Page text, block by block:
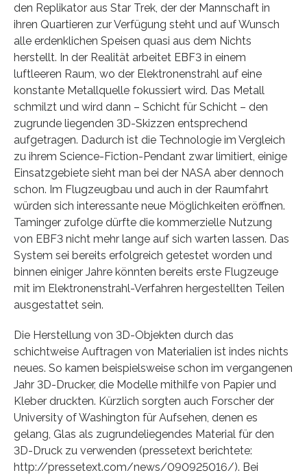
den Replikator aus Star Trek, der der Mannschaft in
ihren Quartieren zur Verfügung steht und auf Wunsch
alle erdenklichen Speisen quasi aus dem Nichts
herstellt. In der Realität arbeitet EBF3 in einem
luftleeren Raum, wo der Elektronenstrahl auf eine
konstante Metallquelle fokussiert wird. Das Metall
schmilzt und wird dann – Schicht für Schicht – den
zugrunde liegenden 3D-Skizzen entsprechend
aufgetragen. Dadurch ist die Technologie im Vergleich
zu ihrem Science-Fiction-Pendant zwar limitiert, einige
Einsatzgebiete sieht man bei der NASA aber dennoch
schon. Im Flugzeugbau und auch in der Raumfahrt
würden sich interessante neue Möglichkeiten eröffnen.
Taminger zufolge dürfte die kommerzielle Nutzung
von EBF3 nicht mehr lange auf sich warten lassen. Das
System sei bereits erfolgreich getestet worden und
binnen einiger Jahre könnten bereits erste Flugzeuge
mit im Elektronenstrahl-Verfahren hergestellten Teilen
ausgestattet sein.
Die Herstellung von 3D-Objekten durch das
schichtweise Auftragen von Materialien ist indes nichts
neues. So kamen beispielsweise schon im vergangenen
Jahr 3D-Drucker, die Modelle mithilfe von Papier und
Kleber druckten. Kürzlich sorgten auch Forscher der
University of Washington für Aufsehen, denen es
gelang, Glas als zugrundeliegendes Material für den
3D-Druck zu verwenden (pressetext berichtete:
http://pressetext.com/news/090925016/). Bei